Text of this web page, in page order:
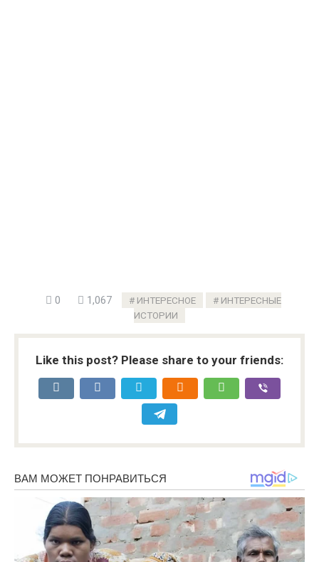
0 1,067 ИНТЕРЕСНОЕ
ИНТЕРЕСНЫЕ
ИСТОРИИ
Like this post? Please share to your friends: